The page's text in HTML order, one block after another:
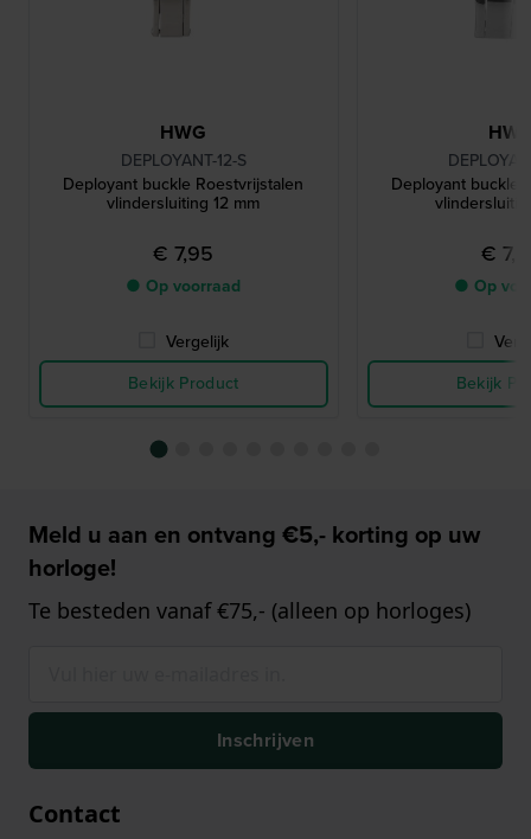
HWG
DEPLOYANT-12-S
Deployant buckle Roestvrijstalen
vlindersluiting 12 mm
€ 7,95
● Op voorraad
Vergelijk
Bekijk Product
Deployant buckle
€
● Op
Bekijk
Meld u aan en ontvang €5,- korting op uw
horloge!
Te besteden vanaf €75,- (alleen op horloges)
Inschrijven
Contact